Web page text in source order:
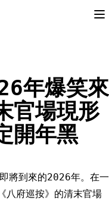
年爆笑來
官場現形
開年黑
將到來的2026年。在一
八府巡按》的清末官場